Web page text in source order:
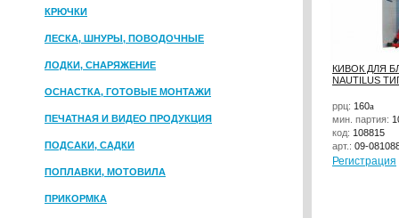
ПРИКОРМКИ
КРЮЧКИ
ЛЕСКА, ШНУРЫ, ПОВОДОЧНЫЕ
МАТЕРИАЛЫ
ЛОДКИ, СНАРЯЖЕНИЕ
ОСНАСТКА, ГОТОВЫЕ МОНТАЖИ
ПЕЧАТНАЯ И ВИДЕО ПРОДУКЦИЯ
ПОДСАКИ, САДКИ
ПОПЛАВКИ, МОТОВИЛА
ПРИКОРМКА
КИВОК ДЛЯ
NAUTILUS
ррц: 160a
мин. партия:
код: 108815
арт.: 09-
Регистрация